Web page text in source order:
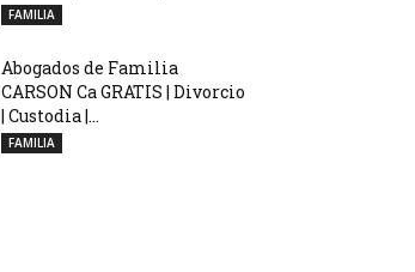
FAMILIA
Abogados de Familia
CARSON Ca GRATIS | Divorcio
| Custodia |...
FAMILIA